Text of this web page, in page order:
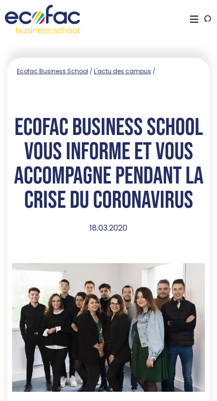
Ecofac Business School / L'actu des campus /
Ecofac Business School
vous informe et vous
accompagne pendant la
crise du coronavirus
18.03.2020